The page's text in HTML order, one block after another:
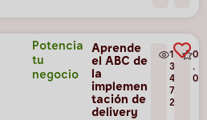
Potencia
tu
negocio
Aprende
el ABC de
la
implemen
tación de
delivery
1
3
4
7
2
0
.
0